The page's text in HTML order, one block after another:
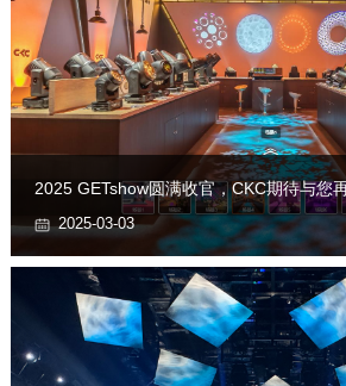
2025 GETshow圆满收官，CKC期待与您
2025-03-03